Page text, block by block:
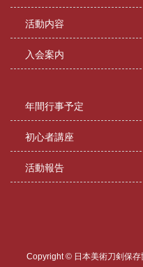
活動内容
入会案内
年間行事予定
初心者講座
活動報告
Copyright © 日本美術刀剣保